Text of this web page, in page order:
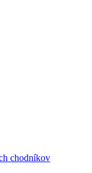
chodníkov